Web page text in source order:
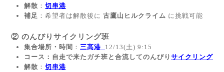
解散 ： 切串港
補足 ：希望者は解散後に 古鷹山ヒルクライム に挑戦可能
② のんびりサイクリング班
集合場所・時間 ： 三高港
12/13(土) 9:15
コース ：自走で来たガチ班と合流してのんびり サイクリング
解散 ： 切串港